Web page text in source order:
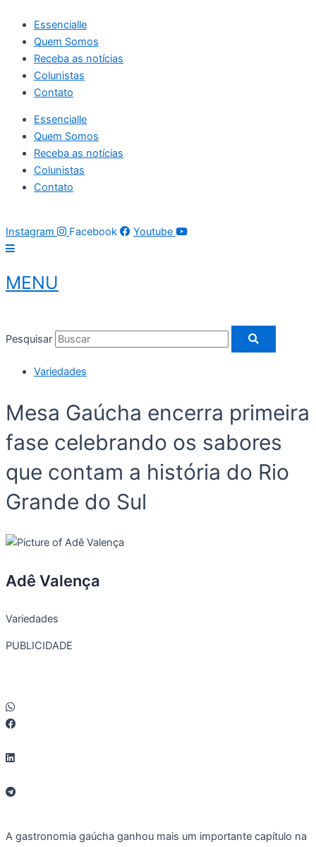
para
conteúdo
Essencialle
Quem Somos
Receba as notícias
Colunistas
Contato
Essencialle
Quem Somos
Receba as notícias
Colunistas
Contato
Instagram
Facebook Youtube
MENU
Pesquisar
Variedades
Mesa Gaúcha encerra primeira
fase celebrando os sabores
que contam a história do Rio
Grande do Sul
Adê Valença
Variedades
PUBLICIDADE
A gastronomia gaúcha ganhou mais um importante capítulo na